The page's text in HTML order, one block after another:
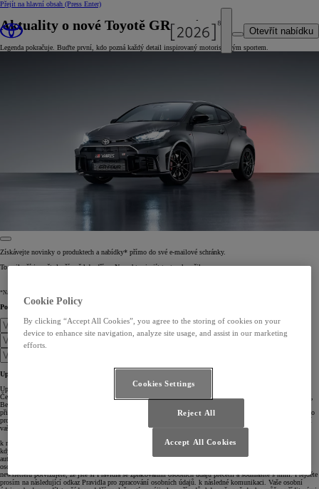
Přejít na hlavní obsah (Press Enter)
Otevřít nabídku
Aktuality o nové Toyotě GR Yaris
Legenda pokračuje. Buďte první, kdo pozná každý detail inspirovaný motoristickým sportem.
Získávejte novinky o produktech a nabídky* přímo do své e-mailové schránky.
To nejlepší je zpět, lepší než kdy dříve. Nenechte si ujít tento okamžik.
*Nabídky mohou zahrnovat financování, pojištění nebo smlouvy o údržbě.
Povězte nám něco o sobě
Upozornění na ochranu soukromí
Upozornění na ochranu soukromí: Toyota Central Europe – Czech s.r.o., Bavorská 2662/1, 155 00 Praha 5,
Česká republika a Toyota Motor Europe NV/SA (“TME”), Avenue du Bourget / Bourgetlaan 60, 1140 Brusel,
Belgie, budou shromažďovat vaše osobní údaje (viz odkaz níže) za účelem vyřizování vašich žádostí o
přihlášení k newsletteru, předváděcí jízdu, cenovou nabídku, katalog, schůzku nebo jakékoli další informace o
produktech, službách či aplikacích Toyota/Lexus). Tyto osobní údaje budeme používat výhradně k vyřizování
vašich požadavků a...
k následné komunikaci. Vaše osobní údaje nebudeme sdílet s žádnou další společností, s výjimkou případů,
kdy vaše požadavky může vyřídit vámi vybraný autorizovaný prodejce/servis. Klepnutím sem vyberete
autorizovaného prodejce/servis. Kromě výše uvedených pravidel je třeba si přečíst i Pravidla pro zpracování
osobních údajů, kde naleznete obecný popis forem zpracování vašich osobních údajů. Přihlášením k
newsletteru potvrzujete, že jste si Pravidla se zpracováním osobních údajů přečetli a souhlasíte s nimi. Přejděte
prosím na následující odkaz Pravidla pro zpracování osobních údajů. k následné komunikaci. Vaše osobní
Cookie Policy
By clicking “Accept All Cookies”, you agree to the storing of cookies on your
device to enhance site navigation, analyze site usage, and assist in our marketing
efforts.
Cookies Settings
Reject All
Accept All Cookies